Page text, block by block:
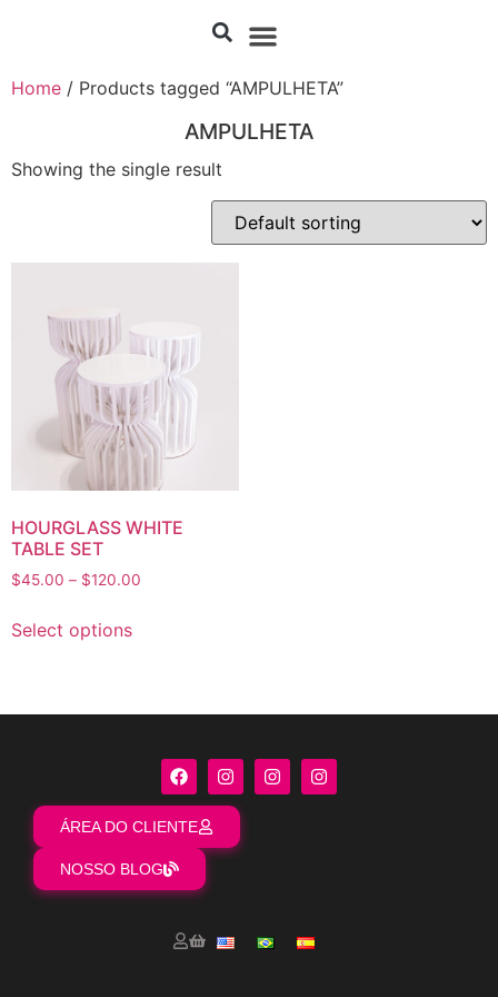
Home / Products tagged “AMPULHETA”
AMPULHETA
Showing the single result
HOURGLASS WHITE
TABLE SET
$45.00 – $120.00
Select options
ÁREA DO CLIENTE
NOSSO BLOG